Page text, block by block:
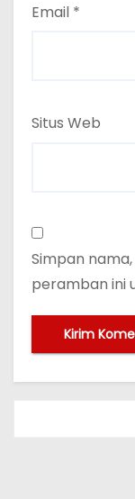
Email *
Situs Web
Simpan
peramban ini